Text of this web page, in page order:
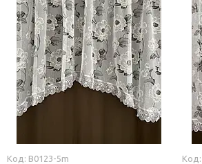
B0123-5m